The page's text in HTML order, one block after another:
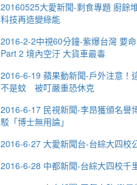
20160525大愛新聞-剩食專題 廚餘
科技再造變綠能
2016-2-2中視60分鐘-紫爆台灣 要
Part 2 境內空汙 大貨車最毒
2016-6-19 蘋果動新聞-戶外注意！
不是蚊 被叮嚴重恐休克
2016-6-17 民視新聞-李昂獲頒名譽
駁「博士無用論」
2016-6-27 大愛新聞台-台綜大四校
2016-6-28 中都新聞-台綜大四校千